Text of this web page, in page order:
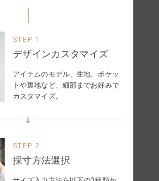
STEP 1
デザインカスタマイズ
アイテムのモデル、生地、ポケッ
トや裏地など、細部までお好みで
カスタマイズ。
STEP 2
採寸方法選択